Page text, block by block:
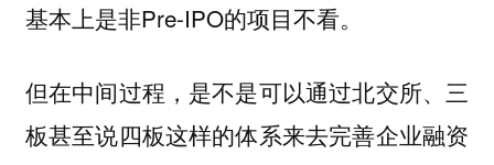
基本上是非Pre-IPO的项目不看。
但在中间过程，是不是可以通过北交所、三
板甚至说四板这样的体系来去完善企业融资